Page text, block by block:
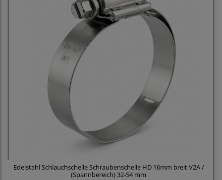
Edelstahl Schlauchschelle Schraubenschelle HD 16mm breit V2A /
(Spannbereich) 32-54 mm